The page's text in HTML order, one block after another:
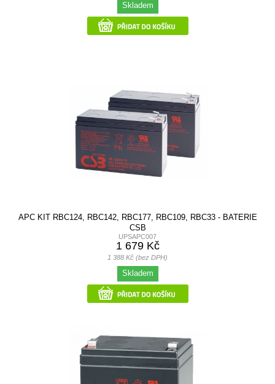
Skladem
APC KIT RBC124, RBC142, RBC177, RBC109, RBC33 - BATERIE
CSB
UPSAPC007
1 679 Kč
1 388 Kč (bez DPH)
Skladem